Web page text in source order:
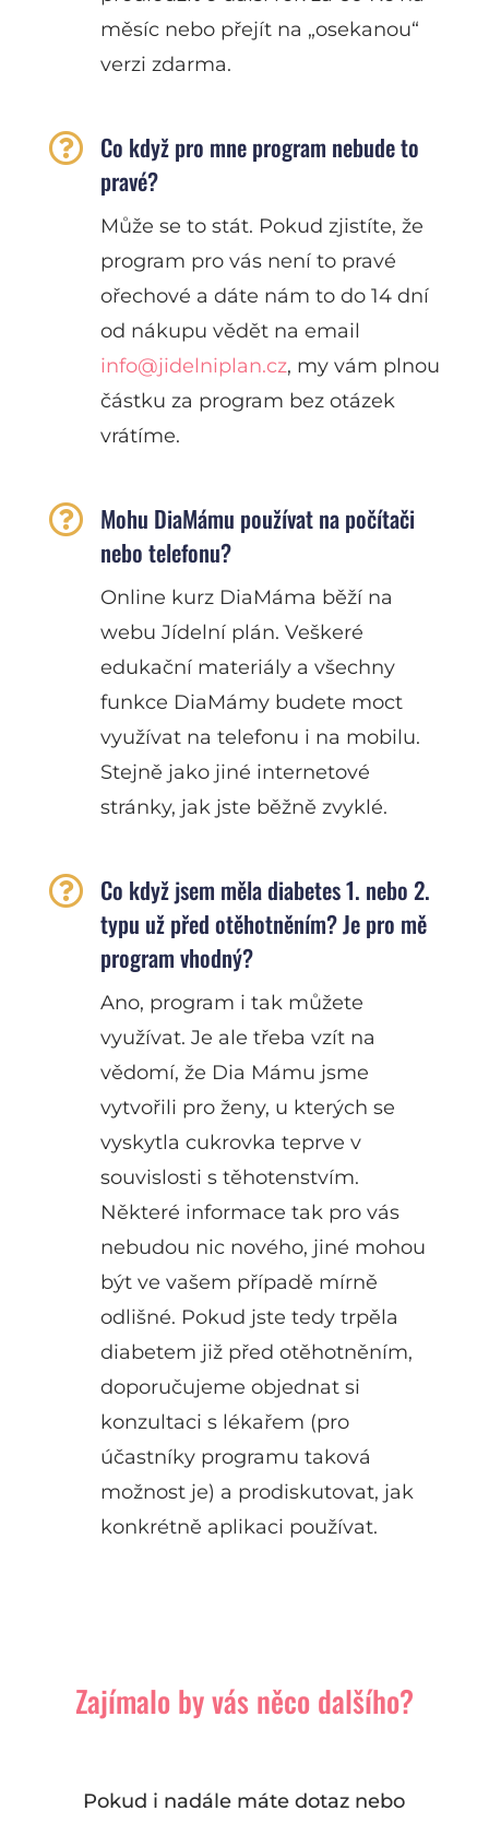
měsíc nebo přejít na „osekanou“
verzi zdarma.
 Co když pro mne program nebude to
pravé?
Může se to stát. Pokud zjistíte, že
program pro vás není to pravé
ořechové a dáte nám to do 14 dní
od nákupu vědět na email
info@jidelniplan.cz, my vám plnou
částku za program bez otázek
vrátíme.
 Mohu DiaMámu používat na počítači
nebo telefonu?
Online kurz DiaMáma běží na
webu Jídelní plán. Veškeré
edukační materiály a všechny
funkce DiaMámy budete moct
využívat na telefonu i na mobilu.
Stejně jako jiné internetové
stránky, jak jste běžně zvyklé.
 Co když jsem měla diabetes 1. nebo 2.
typu už před otěhotněním? Je pro mě
program vhodný?
Ano, program i tak můžete
využívat. Je ale třeba vzít na
vědomí, že Dia Mámu jsme
vytvořili pro ženy, u kterých se
vyskytla cukrovka teprve v
souvislosti s těhotenstvím.
Některé informace tak pro vás
nebudou nic nového, jiné mohou
být ve vašem případě mírně
odlišné. Pokud jste tedy trpěla
diabetem již před otěhotněním,
doporučujeme objednat si
konzultaci s lékařem (pro
účastníky programu taková
možnost je) a prodiskutovat, jak
konkrétně aplikaci používat.
Zajímalo by vás něco dalšího?
Pokud i nadále máte dotaz nebo